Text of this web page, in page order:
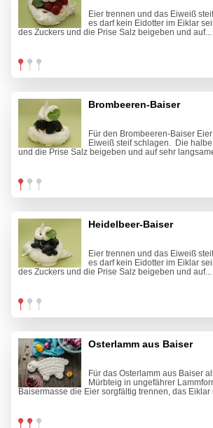
Eier trennen und das Eiweiß
es darf kein Eidotter im Eiklar
des Zuckers und die Prise Salz beigeben und auf...
Brombeeren-Baiser
Für den Brombeeren-Baiser
Eiweiß steif schlagen. Die
und die Prise Salz beigeben und auf sehr
Heidelbeer-Baiser
Eier trennen und das Eiweiß
es darf kein Eidotter im Eiklar
des Zuckers und die Prise Salz beigeben und auf...
Osterlamm aus Baiser
Für das Osterlamm aus Baiser
Mürbteig in ungefährer
Baisermasse die Eier sorgfältig trennen, das Eiklar